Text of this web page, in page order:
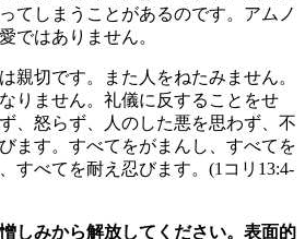
てしまうことがあるのです。アムノ
ではありません。
親切です。また人をねたみません。
りません。礼儀に反することをせ
、怒らず、人のした悪を思わず、不
ます。すべてをがまんし、すべてを
すべてを耐え忍びます。(1コリ13:4-
しみから解放してください。表面的